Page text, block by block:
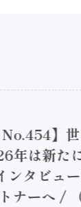
】
は新た
ンタビュ
ナーへ /